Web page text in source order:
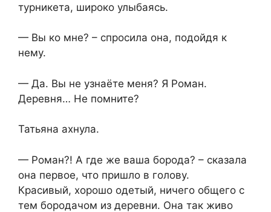
турникета, широко улыбаясь.
— Вы ко мне? – спросила она, подойдя к
нему.
— Да. Вы не узнаёте меня? Я Роман.
Деревня… Не помните?
Татьяна ахнула.
— Роман?! А где же ваша борода? – сказала
она первое, что пришло в голову.
Красивый, хорошо одетый, ничего общего с
тем бородачом из деревни. Она так живо